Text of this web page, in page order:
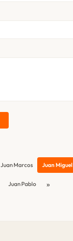
Juan Marcos Juan Miguel
Juan Pablo »